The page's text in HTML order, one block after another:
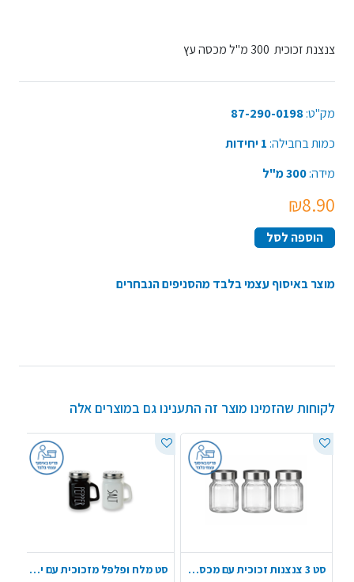
צנצנת זכוכית 300 מ"ל מכסה עץ
מק"ט:87-290-0198
כמות בחבילה: 1 יחידות
מידה:300 מ"ל
₪8.90
הוספה לסל
מוצר באיסוף עצמיבלבדמהסניפים הנבחרים
לקוחות שהזמינו מוצר זה התענינו גם במוצרים אלה
סט 3 צנצנות זכוכית עם מכסה נירוסטה
סט מלח ופלפל מזכוכית עם ידיות